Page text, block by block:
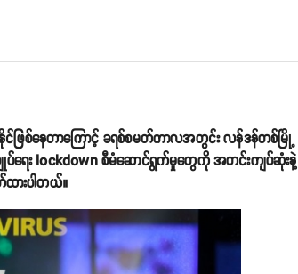
နိုင်ဖြစ်နေတာကြောင့် ခရစ်စမတ်ကာလအတွင်း လန်ဒန်တစ်မြို့
ပ်ရေး lockdown စီမံဆောင်ရွက်မှုတွေကို အတင်းကျပ်ဆုံးနဲ့
ားပါတယ်။